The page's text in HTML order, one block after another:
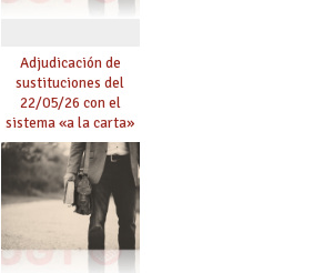
Adjudicación de
sustituciones del
22/05/26 con el
sistema «a la carta»
conseguido con el
Acuerdo de Mejoras